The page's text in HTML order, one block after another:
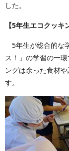
した。
【5年生エコクッキ
5年生が総合的な
ス！」の学習の一
ングは余った食材
す。